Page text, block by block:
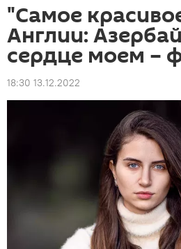
"Самое
Англии:
сердце моем –
18:30 13.12.2022